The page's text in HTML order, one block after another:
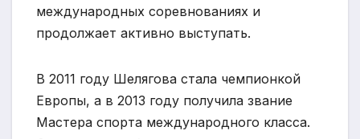
международных соревнованиях и
продолжает активно выступать.
В 2011 году Шелягова стала чемпионкой
Европы, а в 2013 году получила звание
Мастера спорта международного класса.